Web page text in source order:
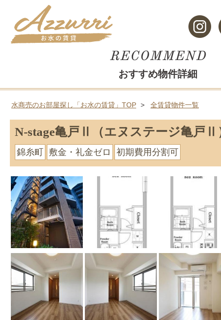
おすすめ物件詳細
水商売のお部屋探し「お水の賃貸」TOP 全賃貸物件一覧
N-stage亀戸Ⅱ（エヌステージ亀戸Ⅱ
錦糸町 敷金・礼金ゼロ 初期費用分割可